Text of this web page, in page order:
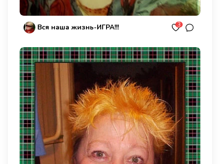
Вся наша жизнь-ИГРА!!! 3